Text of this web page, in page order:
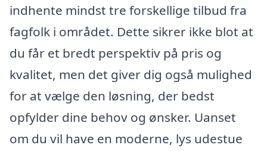
indhente mindst tre forskellige tilbud fra
fagfolk i området. Dette sikrer ikke blot at
du får et bredt perspektiv på pris og
kvalitet, men det giver dig også mulighed
for at vælge den løsning, der bedst
opfylder dine behov og ønsker. Uanset
om du vil have en moderne, lys udestue